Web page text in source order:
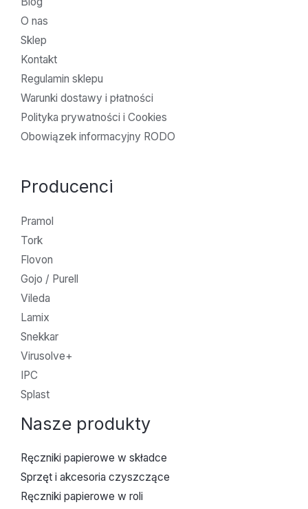
O nas
Sklep
Kontakt
Regulamin sklepu
Warunki dostawy i płatności
Polityka prywatności i Cookies
Obowiązek informacyjny RODO
Producenci
Pramol
Tork
Flovon
Gojo / Purell
Vileda
Lamix
Snekkar
Virusolve+
IPC
Splast
Nasze produkty
Ręczniki papierowe w składce
Sprzęt i akcesoria czyszczące
Ręczniki papierowe w roli